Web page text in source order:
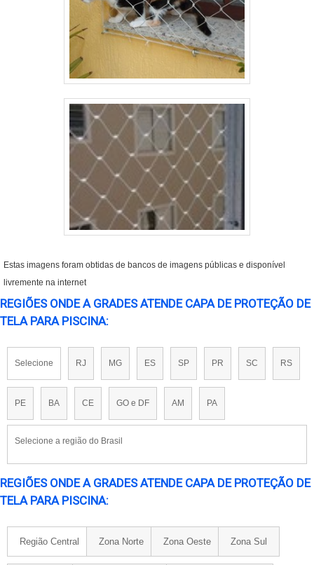
Estas imagens foram obtidas de bancos de imagens públicas e disponível
livremente na internet
REGIÕES ONDE A GRADES ATENDE CAPA DE PROTEÇÃO DE
TELA PARA PISCINA:
Selecione RJ MG ES SP PR SC RS
PE BA CE GO e DF AM PA
Selecione a região do Brasil
REGIÕES ONDE A GRADES ATENDE CAPA DE PROTEÇÃO DE
TELA PARA PISCINA:
Região Central Zona Norte Zona Oeste Zona Sul